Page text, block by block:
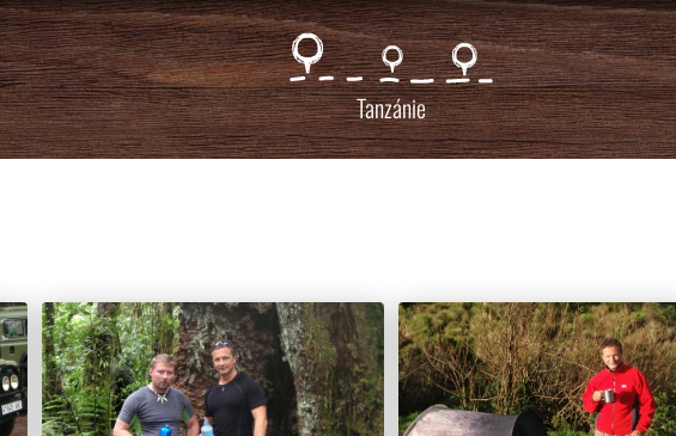
Tanzánie